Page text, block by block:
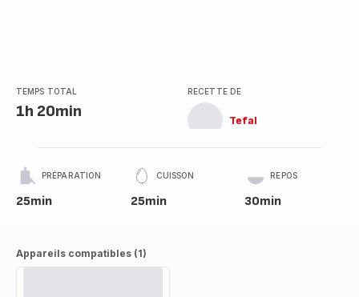
TEMPS TOTAL
1h 20min
RECETTE DE
Tefal
PRÉPARATION
25min
CUISSON
25min
REPOS
30min
Appareils compatibles (1)